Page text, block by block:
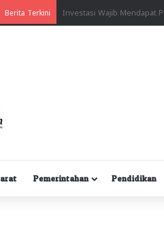
Berita Terkini
Pemerintahan Pendidikan